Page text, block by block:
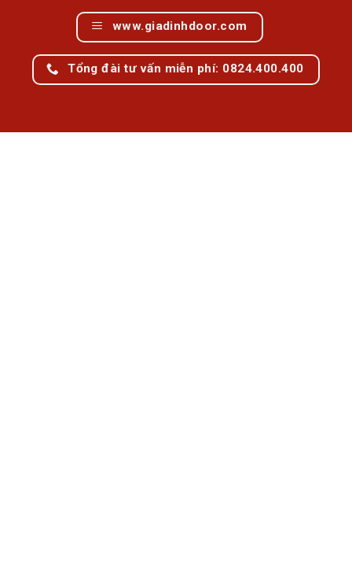
www.giadinhdoor.com
Tổng đài tư vấn miễn phí: 0824.400.400